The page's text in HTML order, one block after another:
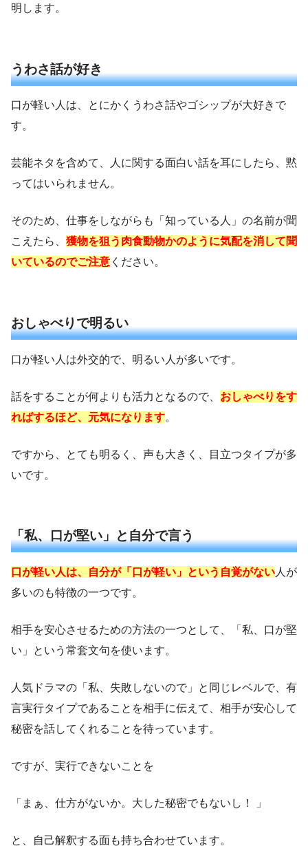
明します。
うわさ話が好き
口が軽い人は、とにかくうわさ話やゴシップが大好きで
す。
芸能ネタを含めて、人に関する面白い話を耳にしたら、黙
ってはいられません。
そのため、仕事をしながらも「知っている人」の名前が聞
こえたら、 獲物を狙う肉食動物かのように気配を消して聞
いているのでご注意 ください。
おしゃべりで明るい
口が軽い人は外交的で、明るい人が多いです。
話をすることが何よりも活力となるので、 おしゃべりをす
ればするほど、元気になります。
ですから、とても明るく、声も大きく、目立つタイプが多
いです。
「私、口が堅い」と自分で言う
口が軽い人は、自分が「口が軽い」という自覚がない人が
多いのも特徴の一つです。
相手を安心させるための方法の一つとして、「私、口が堅
い」という常套文句を使います。
人気ドラマの「私、失敗しないので」と同じレベルで、有
言実行タイプであることを相手に伝えて、相手が安心して
秘密を話してくれることを待っています。
ですが、実行できないことを
「まぁ、仕方がないか。大した秘密でもないし！ 」
と、自己解釈する面も持ち合わせています。